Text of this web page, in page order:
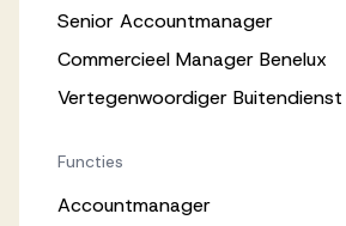
Senior Accountmanager
Commercieel Manager Benelux
Vertegenwoordiger Buitendienst
Functies
Accountmanager